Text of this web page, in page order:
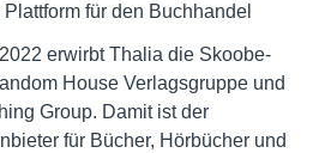
für den Buchhandel
erwirbt Thalia die Skoobe-
House Verlagsgruppe und
Group. Damit ist der
für Bücher, Hörbücher und